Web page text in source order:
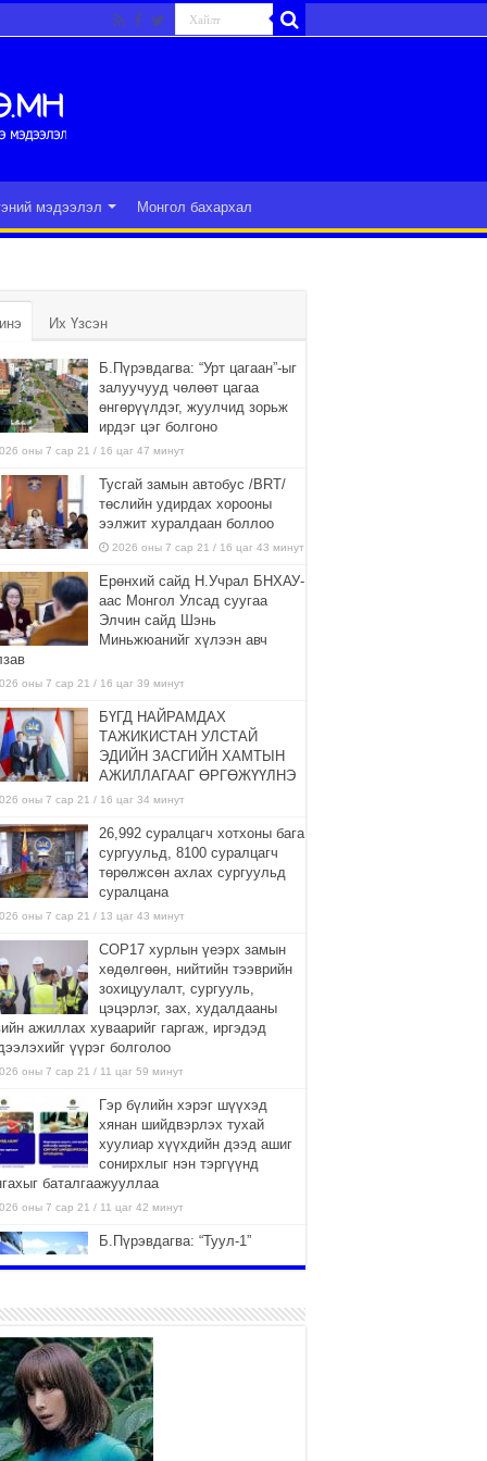
мэдээлэл Монгол бахархал
Их Үзсэн
Б.Пүрэвдагва: “Урт цагаан”-ыг
залуучууд чөлөөт цагаа
өнгөрүүлдэг, жуулчид зорьж
ирдэг цэг болгоно
оны 7 сар 21 / 16 цаг 47 минут
Тусгай замын автобус /BRT/
төслийн удирдах хорооны
ээлжит хуралдаан боллоо
2026 оны 7 сар 21 / 16 цаг 43 минут
Ерөнхий сайд Н.Учрал БНХАУ-
аас Монгол Улсад суугаа
Элчин сайд Шэнь
Миньжюанийг хүлээн авч
оны 7 сар 21 / 16 цаг 39 минут
БҮГД НАЙРАМДАХ
ТАЖИКИСТАН УЛСТАЙ
ЭДИЙН ЗАСГИЙН ХАМТЫН
АЖИЛЛАГААГ ӨРГӨЖҮҮЛНЭ
оны 7 сар 21 / 16 цаг 34 минут
26,992 суралцагч хотхоны бага
сургуульд, 8100 суралцагч
төрөлжсөн ахлах сургуульд
суралцана
оны 7 сар 21 / 13 цаг 43 минут
COP17 хурлын үеэрх замын
хөдөлгөөн, нийтийн тээврийн
зохицуулалт, сургууль,
цэцэрлэг, зах, худалдааны
ажиллах хуваарийг гаргаж, иргэдэд
үүрэг болголоо
оны 7 сар 21 / 11 цаг 59 минут
Гэр бүлийн хэрэг шүүхэд
хянан шийдвэрлэх тухай
хуулиар хүүхдийн дээд ашиг
сонирхлыг нэн тэргүүнд
баталгаажууллаа
оны 7 сар 21 / 11 цаг 42 минут
Б.Пүрэвдагва: “Туул-1”
оны 7 сар 21 / 10 цаг 15 минут
НИЙСЛЭЛ, АЙМГИЙН
УДИРДЛАГУУДЫН АЖЛЫГ
ХҮНД СУРТЛЫГ БУУРУУЛЖ,
ИРГЭД, АЖ АХУЙН НЭГЖИЙН
ХЭРХЭН ХӨНГӨЛСНӨӨР ДҮГНЭНЭ